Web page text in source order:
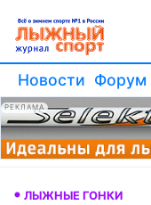
Новости Форум
РЕКЛАМА
ЛЫЖНЫЕ ГОНКИ